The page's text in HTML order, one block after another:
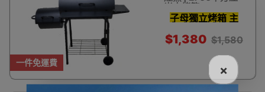
一件免運費
米大烤箱
子母獨立烤箱 主
$1,380 $1,580
×